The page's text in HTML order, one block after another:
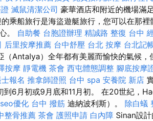
滅鼠清潔公司 豪華酒店和附近的機場滿
乘船旅行是海盜遊艇旅行，您可以在那裡
。 自助餐 台胞證辦理 精誠路 整復 台中
后里按摩推薦 台中舒壓 台北 按摩 台北記
（Antalya）全年都有美麗而愉快的氣候，
按摩 靜電機 茶會 西屯體態調整 腳底按摩
報名 推拿師證照 台中 spa 安養院 新店
6月初或9月底和11月初。 在20世紀，
seo優化 台中 撥筋 迪納波利斯）。 除白蟻
整骨推薦 茶會 護照申請 白內障 Sinan設